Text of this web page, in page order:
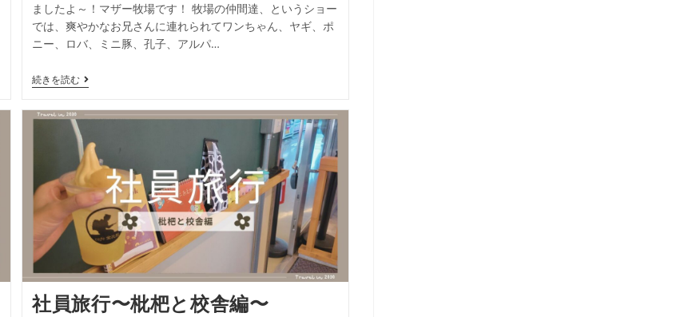
ましたよ～！マザー牧場です！ 牧場の仲間達、というショー
では、爽やかなお兄さんに連れられてワンちゃん、ヤギ、ポ
ニー、ロバ、ミニ豚、孔子、アルパ…
続きを読む
社員旅行〜枇杷と校舎編〜